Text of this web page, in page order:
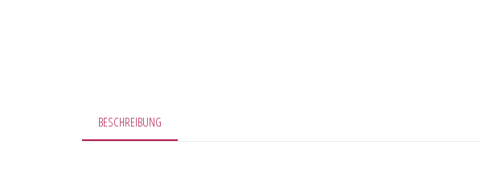
BESCHREIBUNG